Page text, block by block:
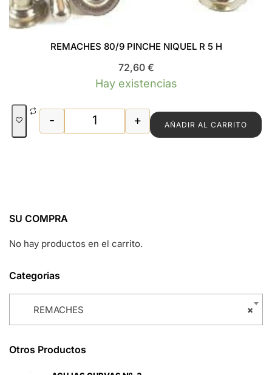
REMACHES 80/9 PINCHE NIQUEL R 5 H
72,60 €
Hay existencias
REMACHES 80/9 PINCHE NIQUEL R 5 H
- + AÑADIR AL CARRITO
SU COMPRA
No hay productos en el carrito.
Categorias
×
REMACHES
Otros Productos